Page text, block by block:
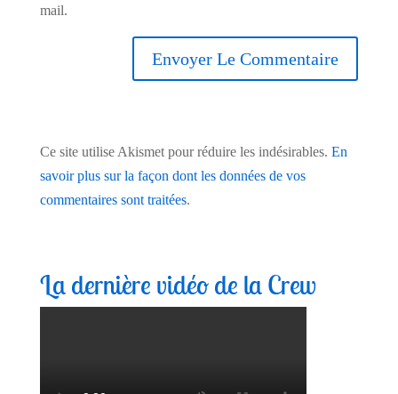
mail.
Ce site utilise Akismet pour réduire les indésirables. En
savoir plus sur la façon dont les données de vos
commentaires sont traitées.
La dernière vidéo de la Crew